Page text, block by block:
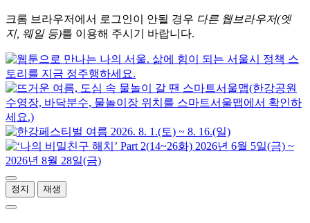
크롬 브라우저에서 로그인이 안될 경우 다른 웹브라우저(엣
지, 웨일 등)를 이용해 주시기 바랍니다.
정지 재생